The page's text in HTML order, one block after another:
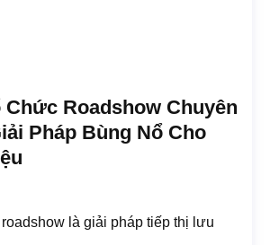
Chức Roadshow Chuyên
Pháp Bùng Nổ Cho
là giải pháp tiếp thị lưu